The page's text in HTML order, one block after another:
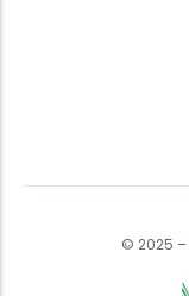
© 2025 –